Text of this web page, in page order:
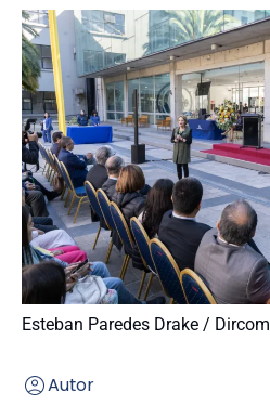
Esteban Paredes Drake / Dircom
Autor